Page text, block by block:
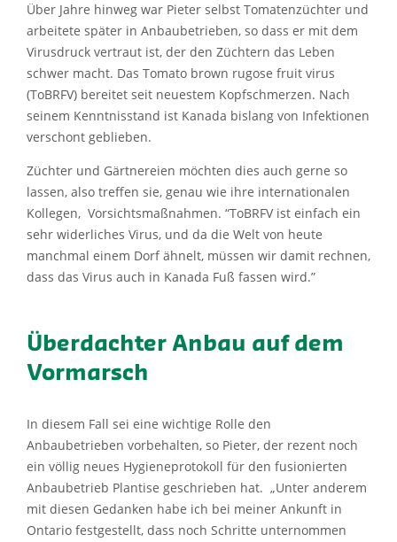
Über Jahre hinweg war Pieter selbst Tomatenzüchter und
arbeitete später in Anbaubetrieben, so dass er mit dem
Virusdruck vertraut ist, der den Züchtern das Leben
schwer macht. Das Tomato brown rugose fruit virus
(ToBRFV) bereitet seit neuestem Kopfschmerzen. Nach
seinem Kenntnisstand ist Kanada bislang von Infektionen
verschont geblieben.
Züchter und Gärtnereien möchten dies auch gerne so
lassen, also treffen sie, genau wie ihre internationalen
Kollegen, Vorsichtsmaßnahmen. “ToBRFV ist einfach ein
sehr widerliches Virus, und da die Welt von heute
manchmal einem Dorf ähnelt, müssen wir damit rechnen,
dass das Virus auch in Kanada Fuß fassen wird.”
Überdachter Anbau auf dem
Vormarsch
In diesem Fall sei eine wichtige Rolle den
Anbaubetrieben vorbehalten, so Pieter, der rezent noch
ein völlig neues Hygieneprotokoll für den fusionierten
Anbaubetrieb Plantise geschrieben hat. „Unter anderem
mit diesen Gedanken habe ich bei meiner Ankunft in
Ontario festgestellt, dass noch Schritte unternommen